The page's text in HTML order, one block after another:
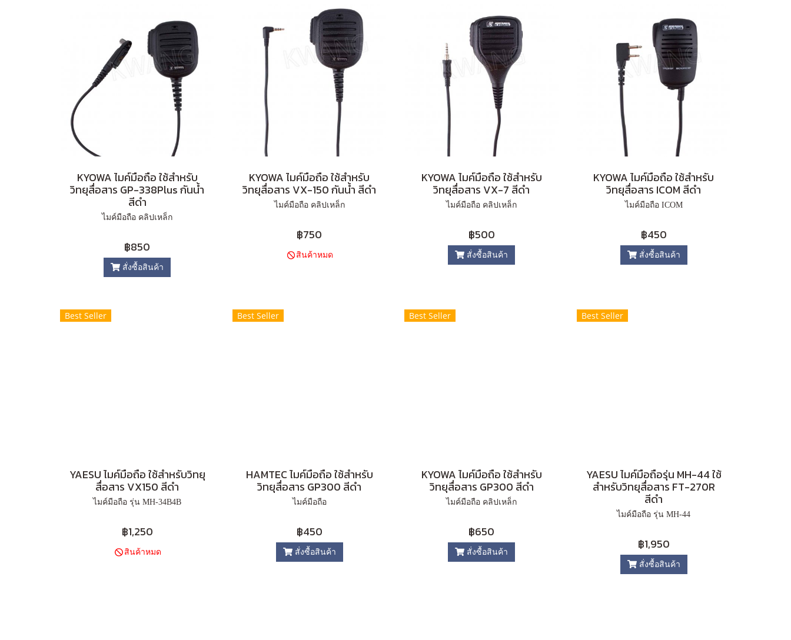
KYOWA ไมค์มือถือ ใช้สำหรับ
วิทยุสื่อสาร GP-338Plus กันน้ำ
สีดำ
ไมค์มือถือ คลิปเหล็ก
฿850
สั่งซื้อสินค้า
KYOWA ไมค์มือถือ ใช้สำหรับ
วิทยุสื่อสาร VX-150 กันน้ำ สีดำ
ไมค์มือถือ คลิปเหล็ก
฿750
สินค้าหมด
KYOWA ไมค์มือถือ ใช้สำหรับ
วิทยุสื่อสาร VX-7 สีดำ
ไมค์มือถือ คลิปเหล็ก
฿500
สั่งซื้อสินค้า
KYOWA ไมค์มือถือ ใช้สำหรับ
วิทยุสื่อสาร ICOM สีดำ
ไมค์มือถือ ICOM
฿450
สั่งซื้อสินค้า
Best Seller
YAESU ไมค์มือถือ ใช้สำหรับวิทยุ
สื่อสาร VX150 สีดำ
ไมค์มือถือ รุ่น MH-34B4B
฿1,250
สินค้าหมด
Best Seller
HAMTEC ไมค์มือถือ ใช้สำหรับ
วิทยุสื่อสาร GP300 สีดำ
ไมค์มือถือ
฿450
สั่งซื้อสินค้า
Best Seller
KYOWA ไมค์มือถือ ใช้สำหรับ
วิทยุสื่อสาร GP300 สีดำ
ไมค์มือถือ คลิปเหล็ก
฿650
สั่งซื้อสินค้า
Best Seller
YAESU ไมค์มือถือรุ่น MH-44 ใช้
สำหรับวิทยุสื่อสาร FT-270R
สีดำ
ไมค์มือถือ รุ่น MH-44
฿1,950
สั่งซื้อสินค้า